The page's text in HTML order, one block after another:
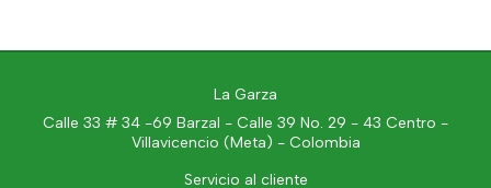
La Garza
Calle 33 # 34 -69 Barzal - Calle 39 No. 29 - 43 Centro -
Villavicencio (Meta) - Colombia
Servicio al cliente